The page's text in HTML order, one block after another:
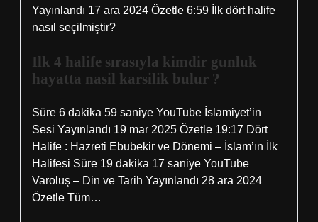
Yayınlandı 17 ara 2024 Özetle 6:59 İlk dört halife
nasıl seçilmiştir?
Ilk 4 halife sırasıyla kimdir gunluk
hayatta nasil karsilik bulur ?
Süre 6 dakika 59 saniye YouTube İslamiyet’in
Sesi Yayınlandı 19 mar 2025 Özetle 19:17 Dört
Halife : Hazreti Ebubekir ve Dönemi – İslam’ın İlk
Halifesi Süre 19 dakika 17 saniye YouTube
Varoluş – Din ve Tarih Yayınlandı 28 ara 2024
Özetle Tüm…